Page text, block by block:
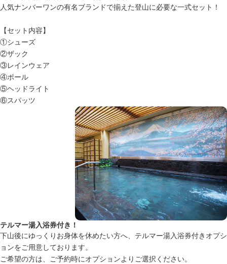
人気ナンバーワンの有名ブランドで揃えた登山に必要な一式セット！
【セット内容】
①シューズ
②ザック
③レインウェア
④ポール
⑤ヘッドライト
⑥スパッツ
テルマー湯入浴券付き！
下山後にゆっくりお身体を休めたい方へ、テルマー湯入浴券付きオプシ
ョンをご用意しております。
ご希望の方は、ご予約時にオプションよりご選択ください。